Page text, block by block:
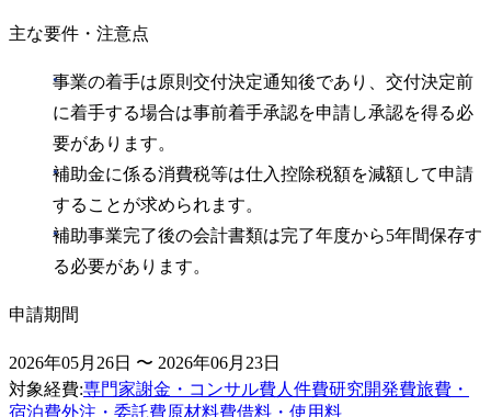
主な要件・注意点
事業の着手は原則交付決定通知後であり、交付決定前
に着手する場合は事前着手承認を申請し承認を得る必
要があります。
補助金に係る消費税等は仕入控除税額を減額して申請
することが求められます。
補助事業完了後の会計書類は完了年度から5年間保存す
る必要があります。
申請期間
2026年05月26日 〜 2026年06月23日
対象経費:専門家謝金・コンサル費人件費研究開発費旅費・
宿泊費外注・委託費原材料費借料・使用料